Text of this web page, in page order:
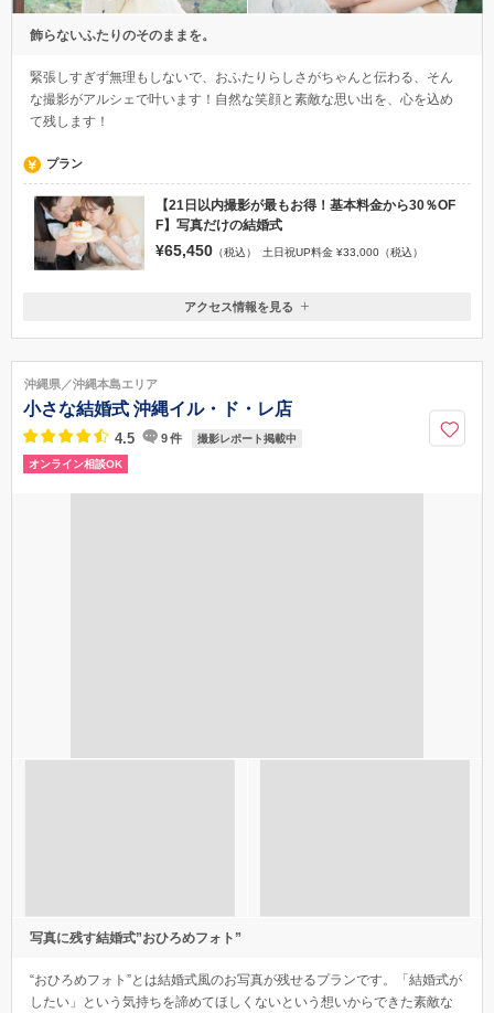
飾らないふたりのそのままを。
緊張しすぎず無理もしないで、おふたりらしさがちゃんと伝わる、そん
て残します！
プラン
【21日以内撮影が最もお得！基本料金から30％OF
¥65,450（税込） 土日祝UP料金 ¥33,000（税込）
茨城県龍ケ崎市松ケ丘4-3-4
龍ケ崎市駅/竜ヶ崎駅
沖縄県／沖縄本島エリア
小さな結婚式 沖縄イル・ド・レ店